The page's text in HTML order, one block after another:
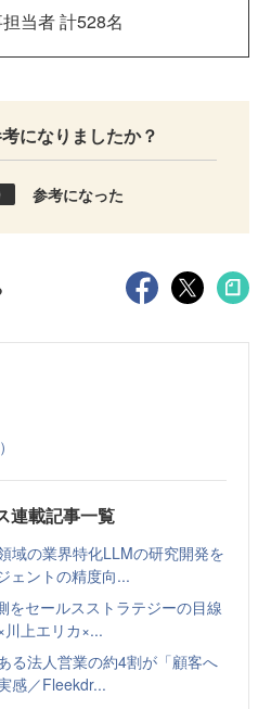
当者 計528名
になりましたか？
参考になった
連載記事一覧
域の業界特化LLMの研究開発を
ェントの精度向...
をセールスストラテジーの目線
上エリカ×...
る法人営業の約4割が「顧客へ
感／Fleekdr...